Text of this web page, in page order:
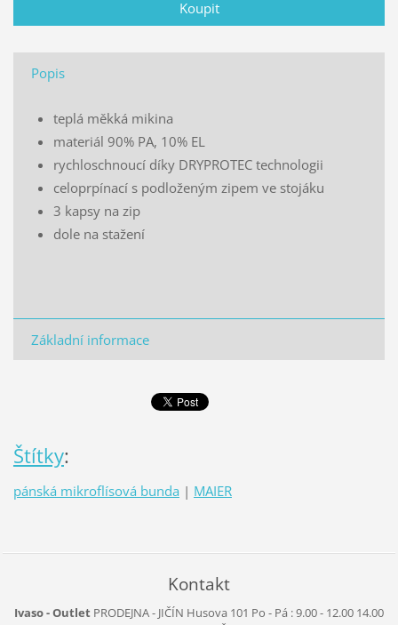
Popis
teplá měkká mikina
materiál 90% PA, 10% EL
rychloschnoucí díky DRYPROTEC technologii
celoprpínací s podloženým zipem ve stojáku
3 kapsy na zip
dole na stažení
Základní informace
Štítky:
pánská mikroflísová bunda | MAIER
Kontakt
Ivaso - Outlet PRODEJNA - JIČÍN Husova 101 Po - Pá :9.00 - 12.00 14.00